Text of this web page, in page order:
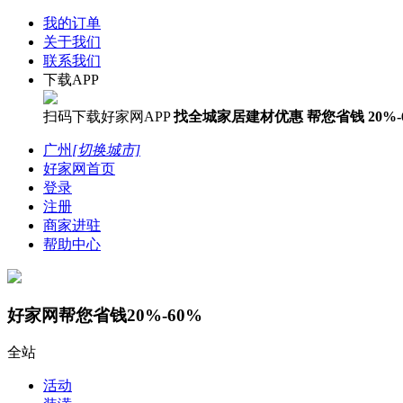
我的订单
关于我们
联系我们
下载APP
扫码下载好家网APP 找全城家居建材优惠 帮您省钱
广州 [切换城市]
好家网首页
登录
注册
商家进驻
帮助中心
好家网帮您省钱20%-60%
全站
活动